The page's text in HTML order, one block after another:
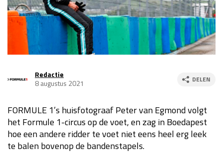
Race
za 13:00 - 15:00
GP VERENIGDE STATEN 2026 23 - 25 okt
Race
zo 21:00 - 23:00
GP SÃO PAULO 2026 06 - 08 nov
Kwalificatie
za 19:00 - 20:00
Race
Redactie
8 augustus 2021
DELEN
FORMULE 1’s huisfotograaf Peter van Egmond volgt
het Formule 1-circus op de voet, en zag in Boedapest
hoe een andere ridder te voet niet eens heel erg leek
te balen bovenop de bandenstapels.